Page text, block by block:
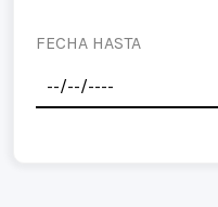
FECHA HASTA